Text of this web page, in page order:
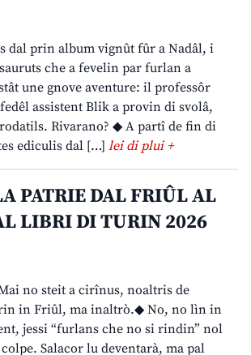
dal prin album vignût fûr a Nadâl, i
che a fevelin par furlan a
une gnove aventure: il professôr
assistent Blik a provin di svolâ,
Rivarano? ◆ A partî de fin di
ediculis dal […] lei di plui +
PATRIE DAL FRIÛL AL
LIBRI DI TURIN 2026
no steit a cirînus, noaltris de
in Friûl, ma inaltrò.◆ No, no lìn in
jessi “furlans che no si rindin” nol
Salacor lu deventarà, ma pal